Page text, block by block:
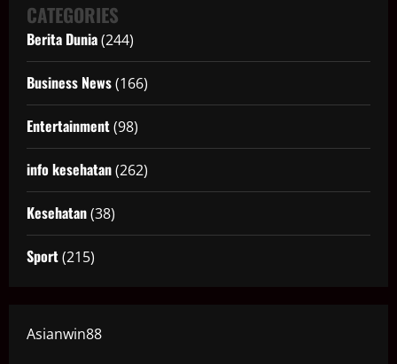
CATEGORIES
Berita Dunia(244)
Business News(166)
Entertainment(98)
info kesehatan(262)
Kesehatan(38)
Sport(215)
Asianwin88